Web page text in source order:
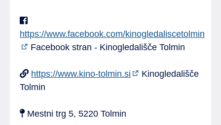
https://www.facebook.com/kinogledaliscetolmin
Facebook stran - Kinogledališče Tolmin
https://www.kino-tolmin.si
Kinogledališče
Tolmin
Mestni trg 5, 5220 Tolmin